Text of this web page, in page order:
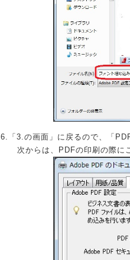
6.「3.の画面」に戻るので、「
次からは、PDFの印刷の際にこ